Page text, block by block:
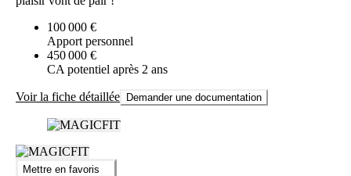
100 000 €
Apport personnel
450 000 €
CA potentiel après 2 ans
Voir la fiche détaillée Demander une documentation
Mettre en favoris